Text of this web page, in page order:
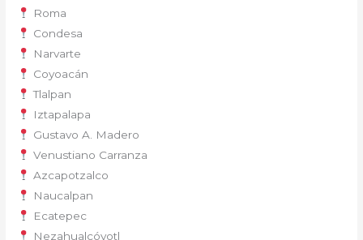
Roma
Condesa
Narvarte
Coyoacán
Tlalpan
Iztapalapa
Gustavo A. Madero
Venustiano Carranza
Azcapotzalco
Naucalpan
Ecatepec
Nezahualcóyotl